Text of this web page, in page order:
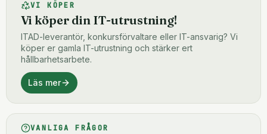
VI KÖPER
Vi köper din IT-utrustning!
ITAD-leverantör, konkursförvaltare eller IT-ansvarig? Vi
köper er gamla IT-utrustning och stärker ert
hållbarhetsarbete.
Läs mer
VANLIGA FRÅGOR